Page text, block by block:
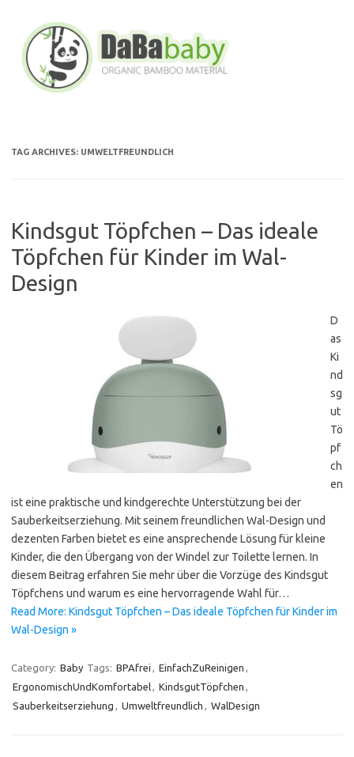
content
TAG ARCHIVES: UMWELTFREUNDLICH
Kindsgut Töpfchen – Das ideale
Töpfchen für Kinder im Wal-
Design
D
as
Ki
nd
sg
ut
Tö
pf
ch
en
ist eine praktische und kindgerechte Unterstützung bei der
Sauberkeitserziehung. Mit seinem freundlichen Wal-Design und
dezenten Farben bietet es eine ansprechende Lösung für kleine
Kinder, die den Übergang von der Windel zur Toilette lernen. In
diesem Beitrag erfahren Sie mehr über die Vorzüge des Kindsgut
Töpfchens und warum es eine hervorragende Wahl für…
Read More: Kindsgut Töpfchen – Das ideale Töpfchen für Kinder im
Wal-Design »
Category: Baby Tags: BPAfrei , EinfachZuReinigen ,
ErgonomischUndKomfortabel, KindsgutTöpfchen ,
Sauberkeitserziehung , Umweltfreundlich , WalDesign